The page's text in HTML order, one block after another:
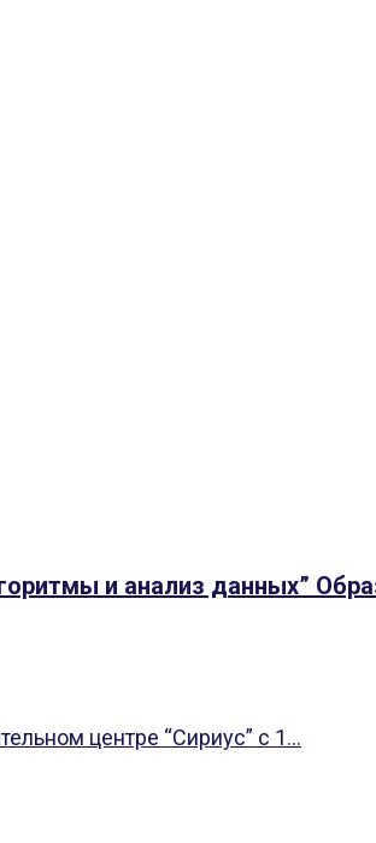
и анализ данных”
центре “Сириус” с 1...